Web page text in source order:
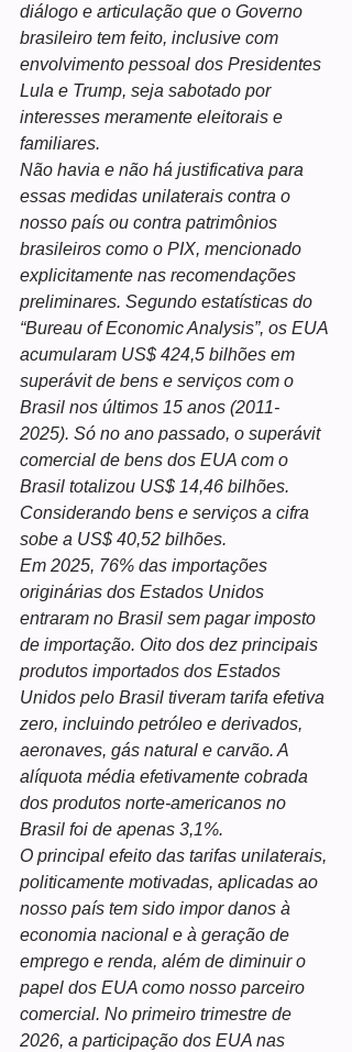
diálogo e articulação que o Governo
brasileiro tem feito, inclusive com
envolvimento pessoal dos Presidentes
Lula e Trump, seja sabotado por
interesses meramente eleitorais e
familiares.
Não havia e não há justificativa para
essas medidas unilaterais contra o
nosso país ou contra patrimônios
brasileiros como o PIX, mencionado
explicitamente nas recomendações
preliminares. Segundo estatísticas do
“Bureau of Economic Analysis”, os EUA
acumularam US$ 424,5 bilhões em
superávit de bens e serviços com o
Brasil nos últimos 15 anos (2011-
2025). Só no ano passado, o superávit
comercial de bens dos EUA com o
Brasil totalizou US$ 14,46 bilhões.
Considerando bens e serviços a cifra
sobe a US$ 40,52 bilhões.
Em 2025, 76% das importações
originárias dos Estados Unidos
entraram no Brasil sem pagar imposto
de importação. Oito dos dez principais
produtos importados dos Estados
Unidos pelo Brasil tiveram tarifa efetiva
zero, incluindo petróleo e derivados,
aeronaves, gás natural e carvão. A
alíquota média efetivamente cobrada
dos produtos norte-americanos no
Brasil foi de apenas 3,1%.
O principal efeito das tarifas unilaterais,
politicamente motivadas, aplicadas ao
nosso país tem sido impor danos à
economia nacional e à geração de
emprego e renda, além de diminuir o
papel dos EUA como nosso parceiro
comercial. No primeiro trimestre de
2026, a participação dos EUA nas